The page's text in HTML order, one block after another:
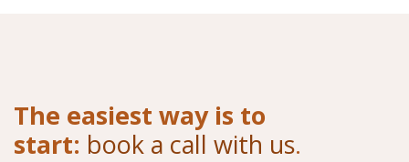
The easiest way is to
start: book a call with us.